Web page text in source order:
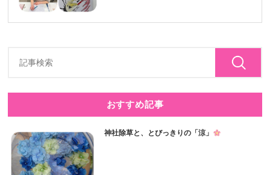
おすすめ記事
神社除草と、とびっきりの「涼」